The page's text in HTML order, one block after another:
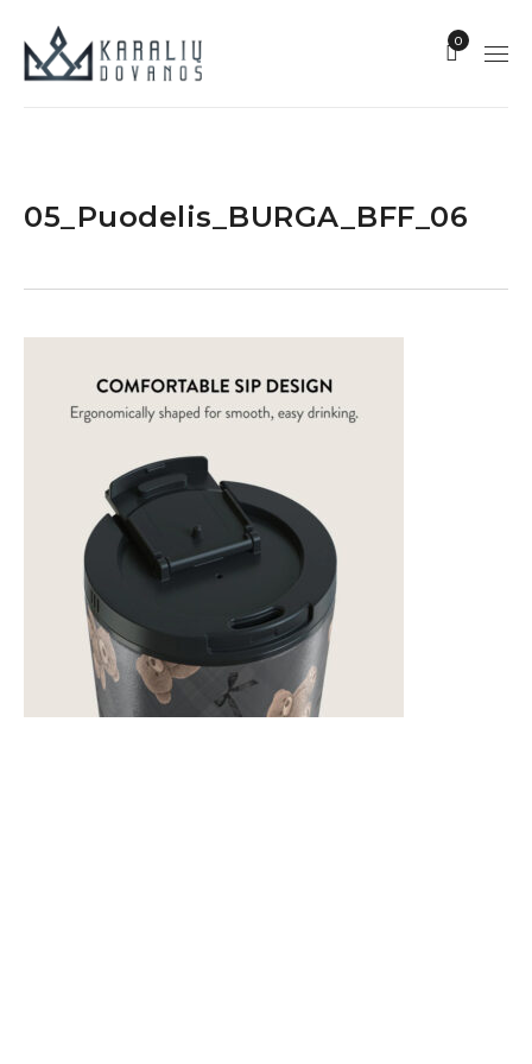
0
05_Puodelis_BURGA_BFF_06